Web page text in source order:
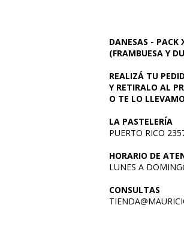
DANESAS - PACK
(FRAMBUESA Y
REALIZÁ TU
Y RETIRALO AL
O TE LO
LA PASTELERÍA
PUERTO RICO
HORARIO DE
LUNES A
CONSULTAS